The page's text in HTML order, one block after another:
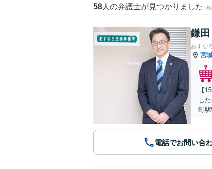
58 人の弁護士が見つかりました (検
鎌田
あすな
宮
【
し
町駅
電話でお問い合